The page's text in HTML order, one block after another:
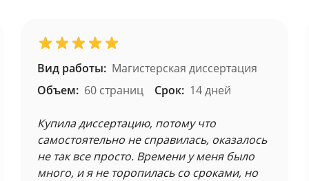
Вид работы: Магистерская диссертация
Объем: 60 страниц Срок: 14 дней
Купила диссертацию, потому что
самостоятельно не справилась, оказалось
не так все просто. Времени у меня было
много, и я не торопилась со сроками, но